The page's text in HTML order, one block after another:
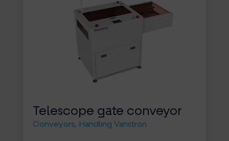
Telescope gate conveyor
Conveyors, Handling Vanstron